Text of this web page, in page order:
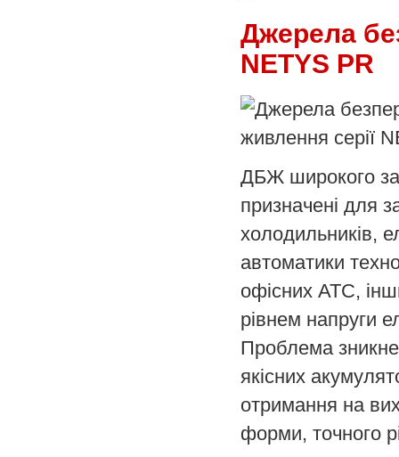
Джерела
NETYS PR
ДБЖ широкого
призначені для
холодильників,
автоматики
офісних АТС,
рівнем напруги
Проблема
якісних
отримання на
форми, точного